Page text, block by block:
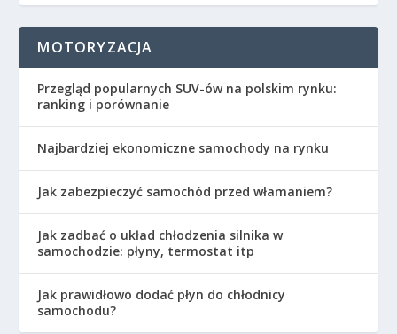
MOTORYZACJA
Przegląd popularnych SUV-ów na polskim rynku:
ranking i porównanie
Najbardziej ekonomiczne samochody na rynku
Jak zabezpieczyć samochód przed włamaniem?
Jak zadbać o układ chłodzenia silnika w
samochodzie: płyny, termostat itp
Jak prawidłowo dodać płyn do chłodnicy
samochodu?